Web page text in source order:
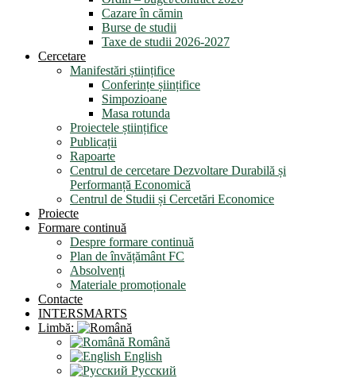
Cazare în cămin
Burse de studii
Taxe de studii 2026-2027
Cercetare
Manifestări științifice
Conferințe șiințifice
Simpozioane
Masa rotunda
Proiectele științifice
Publicații
Rapoarte
Centrul de cercetare Dezvoltare Durabilă și
Performanță Economică
Centrul de Studii și Cercetări Economice
Proiecte
Formare continuă
Despre formare continuă
Plan de învățământ FC
Absolvenți
Materiale promoționale
Contacte
INTERSMARTS
Limbă:
Română
English
Русский